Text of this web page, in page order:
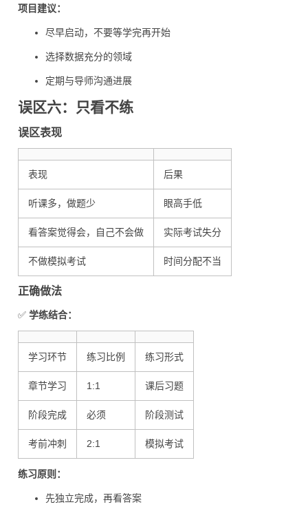
项目建议：
尽早启动，不要等学完再开始
选择数据充分的领域
定期与导师沟通进展
误区六：只看不练
误区表现
表现 后果
听课多，做题少 眼高手低
看答案觉得会，自己不会做 实际考试失分
不做模拟考试 时间分配不当
正确做法
✅ 学练结合：
学习环节 练习比例 练习形式
章节学习 1:1 课后习题
阶段完成 必须 阶段测试
考前冲刺 2:1 模拟考试
练习原则：
先独立完成，再看答案